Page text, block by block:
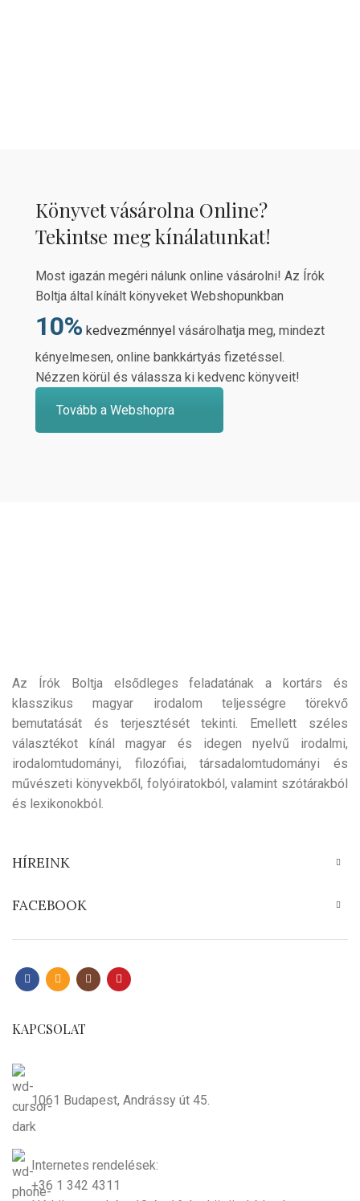
Könyvet vásárolna Online?
Tekintse meg kínálatunkat!
Most igazán megéri nálunk online vásárolni! Az Írók
Boltja által kínált könyveket Webshopunkban
10% kedvezménnyel vásárolhatja meg, mindezt
kényelmesen, online bankkártyás fizetéssel.
Nézzen körül és válassza ki kedvenc könyveit!
Tovább a Webshopra
Az Írók Boltja elsődleges feladatának a kortárs és
klasszikus magyar irodalom teljességre törekvő
bemutatását és terjesztését tekinti. Emellett széles
választékot kínál magyar és idegen nyelvű irodalmi,
irodalomtudományi, filozófiai, társadalomtudományi és
művészeti könyvekből, folyóiratokból, valamint szótárakból
és lexikonokból.
HÍREINK
FACEBOOK
KAPCSOLAT
1061 Budapest, Andrássy út 45.
Internetes rendelések:
+36 1 342 4311